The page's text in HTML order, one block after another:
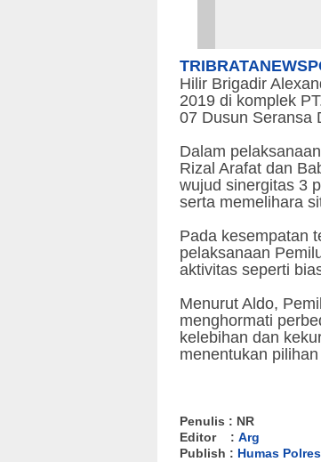
Hilir Brigadir
2019 di komplek
07 Dusun Seransa
Dalam
Rizal Arafat dan
wujud sinergitas 3
serta memelihara
Pada kesempatan
pelaksanaan
aktivitas seperti
Menurut Aldo,
menghormati
kelebihan dan
menentukan
Penulis : NR
Editor : Arg
Publish : Humas